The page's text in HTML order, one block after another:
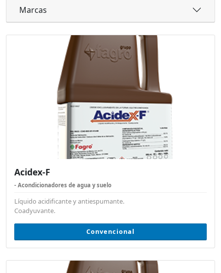
Marcas
Acidex-F
- Acondicionadores de agua y suelo
Líquido acidificante y antiespumante.
Coadyuvante.
Convencional